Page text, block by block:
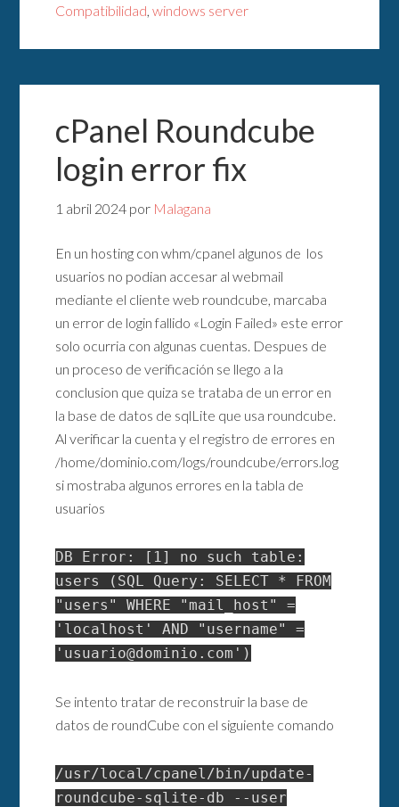
Compatibilidad ,windows server
cPanel Roundcube
login error fix
1 abril 2024 por Malagana
En un hosting con whm/cpanel algunos de los
usuarios no podian accesar al webmail
mediante el cliente web roundcube, marcaba
un error de login fallido «Login Failed» este error
solo ocurria con algunas cuentas. Despues de
un proceso de verificación se llego a la
conclusion que quiza se trataba de un error en
la base de datos de sqlLite que usa roundcube.
Al verificar la cuenta y el registro de errores en
/home/dominio.com/logs/roundcube/errors.log
si mostraba algunos errores en la tabla de
usuarios
DB Error: [1] no such table:
users (SQL Query: SELECT * FROM
"users" WHERE "mail_host" =
'localhost' AND "username" =
'usuario@dominio.com')
Se intento tratar de reconstruir la base de
datos de roundCube con el siguiente comando
/usr/local/cpanel/bin/update-
roundcube-sqlite-db --user